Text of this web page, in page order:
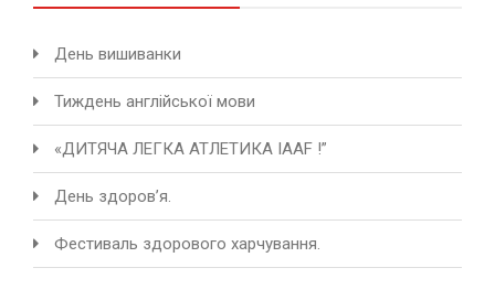
День вишиванки
Тиждень англійської мови
«ДИТЯЧА ЛЕГКА АТЛЕТИКА IAAF !”
День здоров’я.
Фестиваль здорового харчування.